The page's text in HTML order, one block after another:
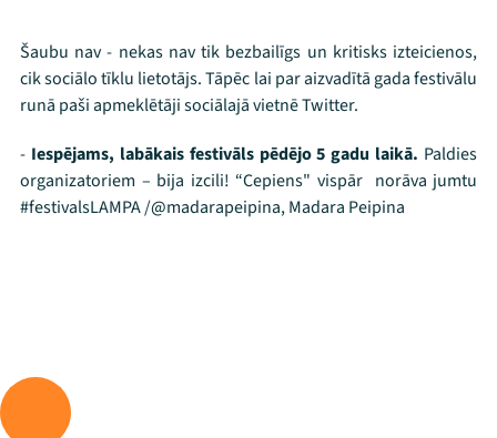
Mana programma
Šaubu nav - nekas nav tik bezbailīgs un kritisks izteicienos,
cik sociālo tīklu lietotājs. Tāpēc lai par aizvadītā gada festivālu
runā paši apmeklētāji sociālajā vietnē Twitter.
- Iespējams, labākais festivāls pēdējo 5 gadu laikā. Paldies
organizatoriem – bija izcili! “Cepiens" vispār norāva jumtu
#festivalsLAMPA /@madarapeipina, Madara Peipina